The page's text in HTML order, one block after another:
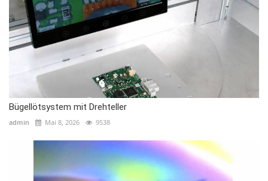
Bügellötsystem mit Drehteller
admin Mai 8, 2026 9538